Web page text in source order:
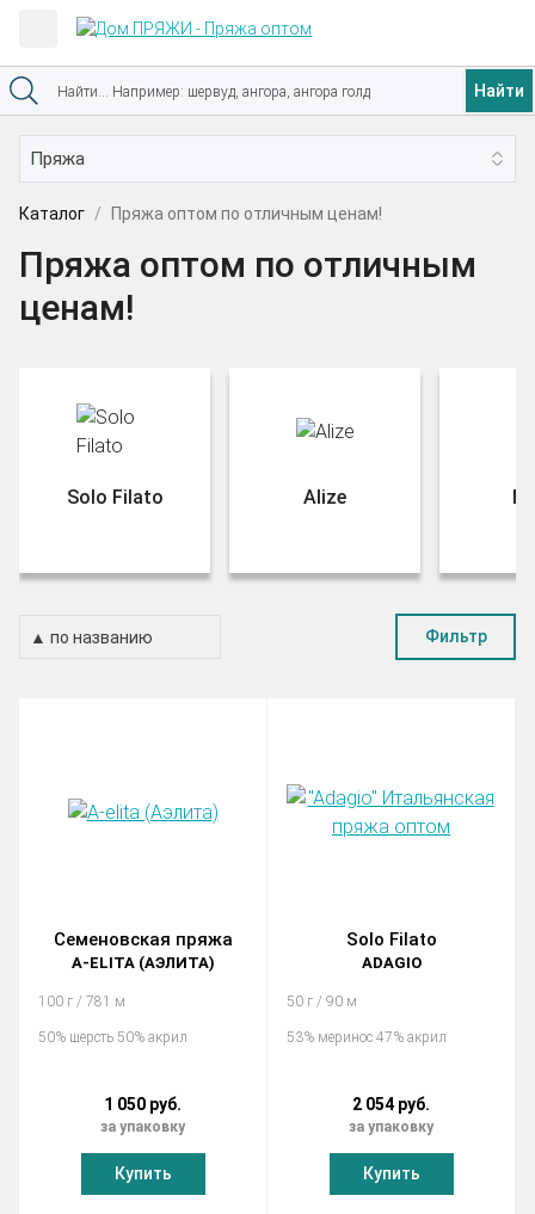
Найти
Каталог Пряжа оптом по отличным ценам!
Пряжа оптом по отличным
ценам!
Solo Filato Alize
Фильтр
Семеновская пряжа
A-ELITA (АЭЛИТА)
100 г / 781 м
50% шерсть 50% акрил
1 050 руб.
за упаковку
Купить
Solo Filato
ADAGIO
50 г / 90 м
53% меринос 47% акрил
2 054 руб.
за упаковку
Купить